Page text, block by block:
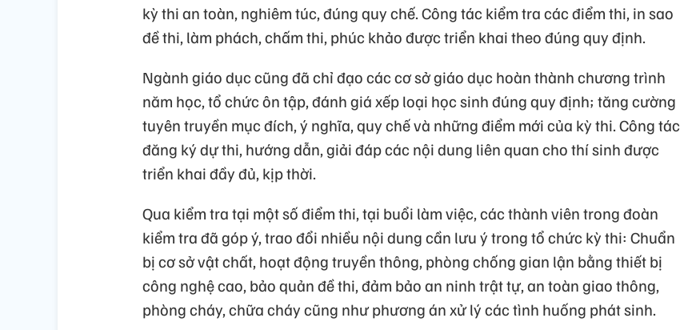
kỳ thi an toàn, nghiêm túc, đúng quy chế. Công tác kiểm tra các điểm thi, in sao
đề thi, làm phách, chấm thi, phúc khảo được triển khai theo đúng quy định.
Ngành giáo dục cũng đã chỉ đạo các cơ sở giáo dục hoàn thành chương trình
năm học, tổ chức ôn tập, đánh giá xếp loại học sinh đúng quy định; tăng cường
tuyên truyền mục đích, ý nghĩa, quy chế và những điểm mới của kỳ thi. Công tác
đăng ký dự thi, hướng dẫn, giải đáp các nội dung liên quan cho thí sinh được
triển khai đầy đủ, kịp thời.
Qua kiểm tra tại một số điểm thi, tại buổi làm việc, các thành viên trong đoàn
kiểm tra đã góp ý, trao đổi nhiều nội dung cần lưu ý trong tổ chức kỳ thi: Chuẩn
bị cơ sở vật chất, hoạt động truyền thông, phòng chống gian lận bằng thiết bị
công nghệ cao, bảo quản đề thi, đảm bảo an ninh trật tự, an toàn giao thông,
phòng cháy, chữa cháy cũng như phương án xử lý các tình huống phát sinh.